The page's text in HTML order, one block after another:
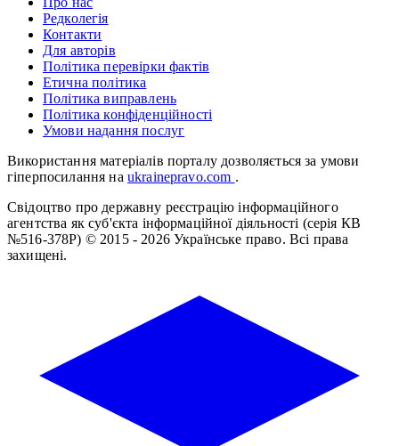
Редколегія
Контакти
Для авторів
Політика перевірки фактів
Етична політика
Політика виправлень
Політика конфіденційності
Умови надання послуг
Використання матеріалів порталу дозволяється за умови
гіперпосилання на ukrainepravo.com .
Свідоцтво про державну реєстрацію інформаційного
агентства як суб'єкта інформаційної діяльності (серія КВ
№516-378Р) © 2015 - 2026 Українське право. Всі права
захищені.